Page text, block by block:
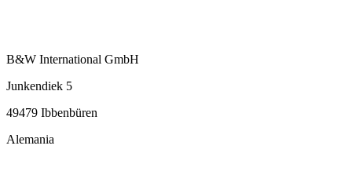
B&W International GmbH
Junkendiek 5
49479 Ibbenbüren
Alemania